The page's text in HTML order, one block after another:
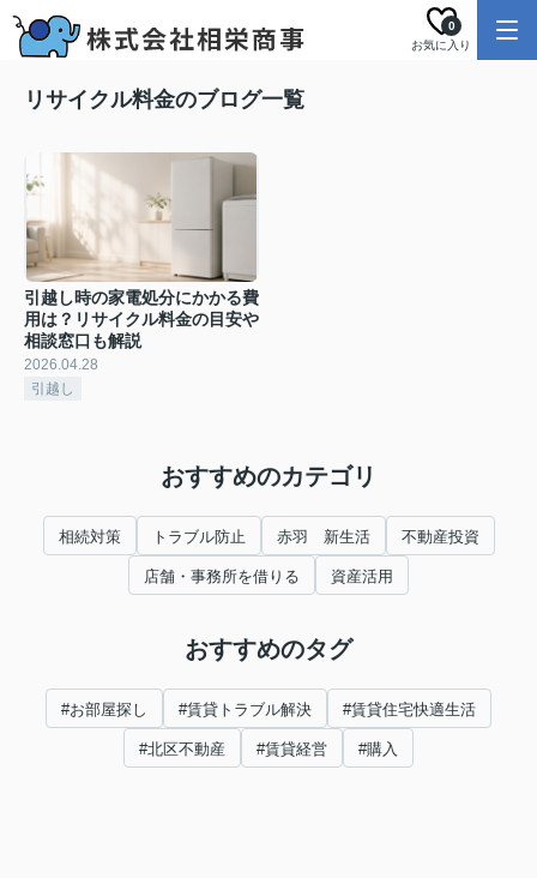
お気に入り
0
リサイクル料金のブログ一覧
引越し時の家電処分にかかる費
用は？リサイクル料金の目安や
相談窓口も解説
2026.04.28
引越し
おすすめのカテゴリ
相続対策 トラブル防止 赤羽 新生活 不動産投資
店舗・事務所を借りる 資産活用
おすすめのタグ
#お部屋探し #賃貸トラブル解決 #賃貸住宅快適生活
#北区不動産 #賃貸経営 #購入